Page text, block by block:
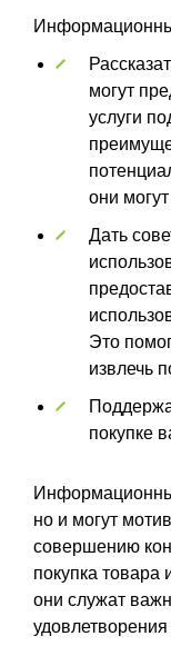
могут
услуги
они
Дать
Это
извлечь
покупке
но и могут
совершению
покупка товара
они служат